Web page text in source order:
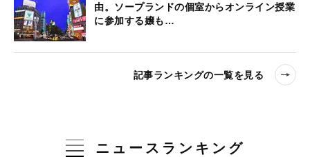
由。ソープランドの個室からオンライン授業
に参加する嬢も…
記事ランキングの一覧を見る
ニュースランキング